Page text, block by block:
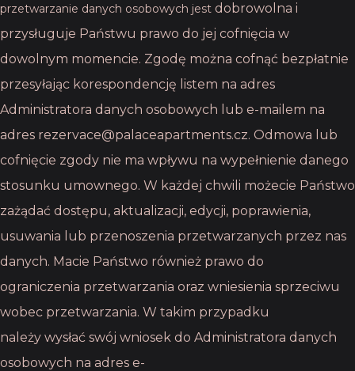
przetwarzanie danych osobowych jest dobrowolna i
przysługuje Państwu prawo do jej cofnięcia w
dowolnym momencie. Zgodę można cofnąć bezpłatnie
przesyłając korespondencję listem na adres
Administratora danych osobowych lub e-mailem na
adres rezervace@palaceapartments.cz. Odmowa lub
cofnięcie zgody nie ma wpływu na wypełnienie danego
stosunku umownego. W każdej chwili możecie Państwo
zażądać dostępu, aktualizacji, edycji, poprawienia,
usuwania lub przenoszenia przetwarzanych przez nas
danych. Macie Państwo również prawo do
ograniczenia przetwarzania oraz wniesienia sprzeciwu
wobec przetwarzania. W takim przypadku
należy wysłać swój wniosek do Administratora danych
osobowych na adres e-